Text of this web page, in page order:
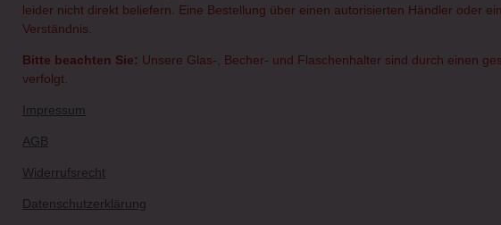
leider nicht direkt beliefern. Eine Bestellung über einen autorisierten Händler oder
Verständnis.
Bitte beachten Sie: Unsere Glas-, Becher- und Flaschenhalter sind durch einen
verfolgt.
Impressum
AGB
Widerrufsrecht
Datenschutzerklärung